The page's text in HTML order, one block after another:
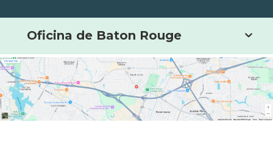
Oficina de Baton Rouge